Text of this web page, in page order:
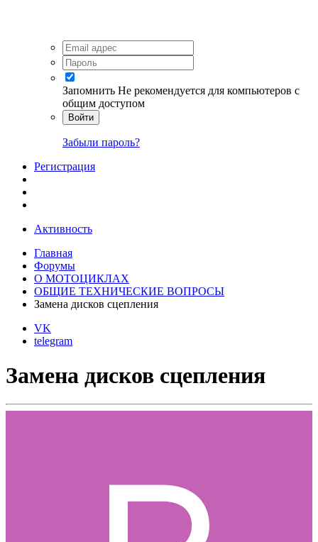
Запомнить Не рекомендуется для компьютеров с
общим доступом
Войти
Забыли пароль?
Регистрация
Активность
Главная
Форумы
О МОТОЦИКЛАХ
ОБЩИЕ ТЕХНИЧЕСКИЕ ВОПРОСЫ
Замена дисков сцепления
VK
telegram
Замена дисков сцепления